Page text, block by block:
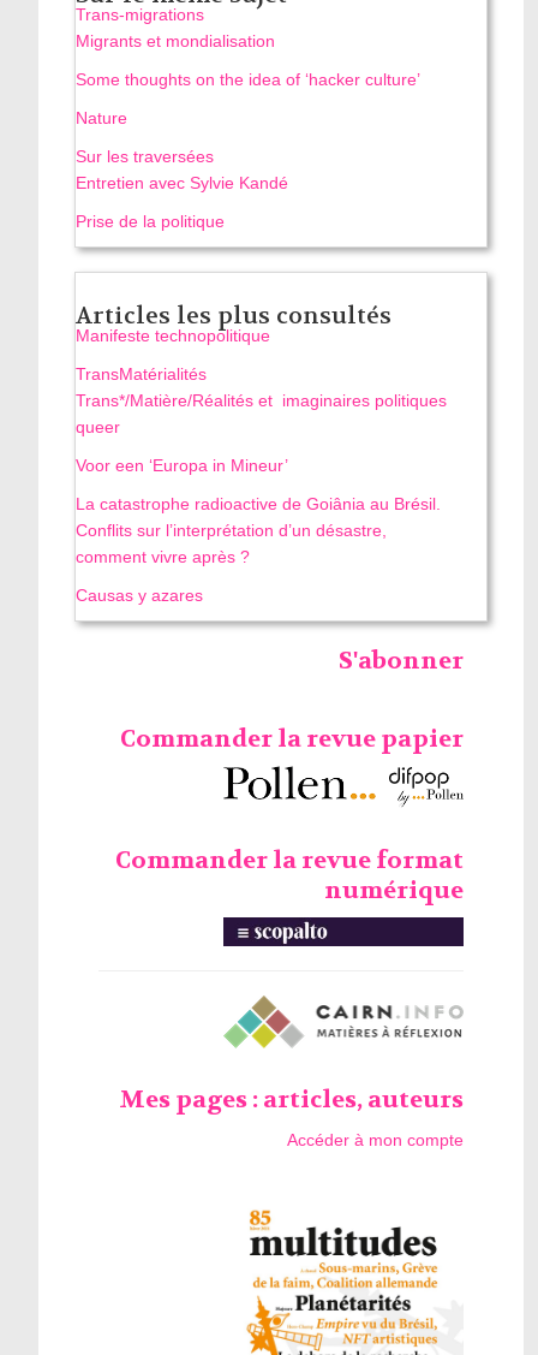
Trans-migrations
Migrants et mondialisation
Some thoughts on the idea of ‘hacker culture’
Nature
Sur les traversées
Entretien avec Sylvie Kandé
Prise de la politique
Articles les plus consultés
Manifeste technopolitique
TransMatérialités
Trans*/Matière/Réalités et imaginaires politiques
queer
Voor een ‘Europa in Mineur’
La catastrophe radioactive de Goiânia au Brésil.
Conflits sur l’interprétation d’un désastre,
comment vivre après ?
Causas y azares
S'abonner
Commander la revue papier
Commander la revue format
numérique
Mes pages : articles, auteurs
Accéder à mon compte